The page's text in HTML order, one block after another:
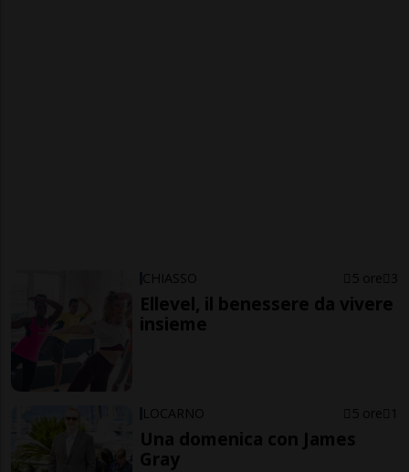
CHIASSO 5 ore 3
Ellevel, il benessere da vivere
insieme
LOCARNO 5 ore 1
Una domenica con James
Gray